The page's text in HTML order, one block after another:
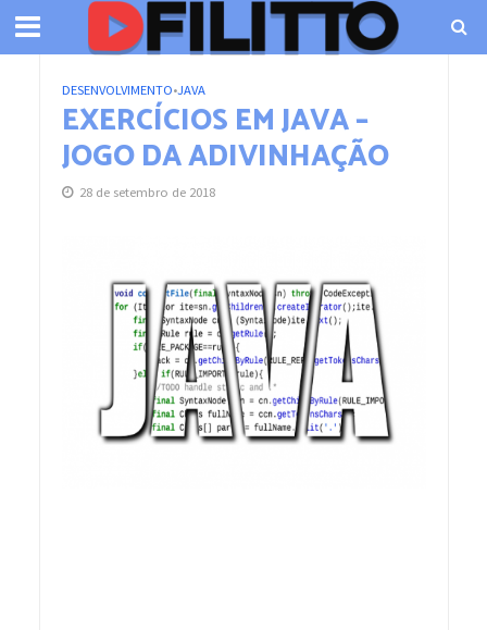
DESENVOLVIMENTO•JAVA
EXERCÍCIOS EM JAVA –
JOGO DA ADIVINHAÇÃO
28 de setembro de 2018